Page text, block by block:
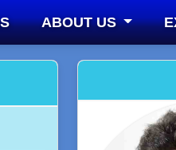
ABOUT US